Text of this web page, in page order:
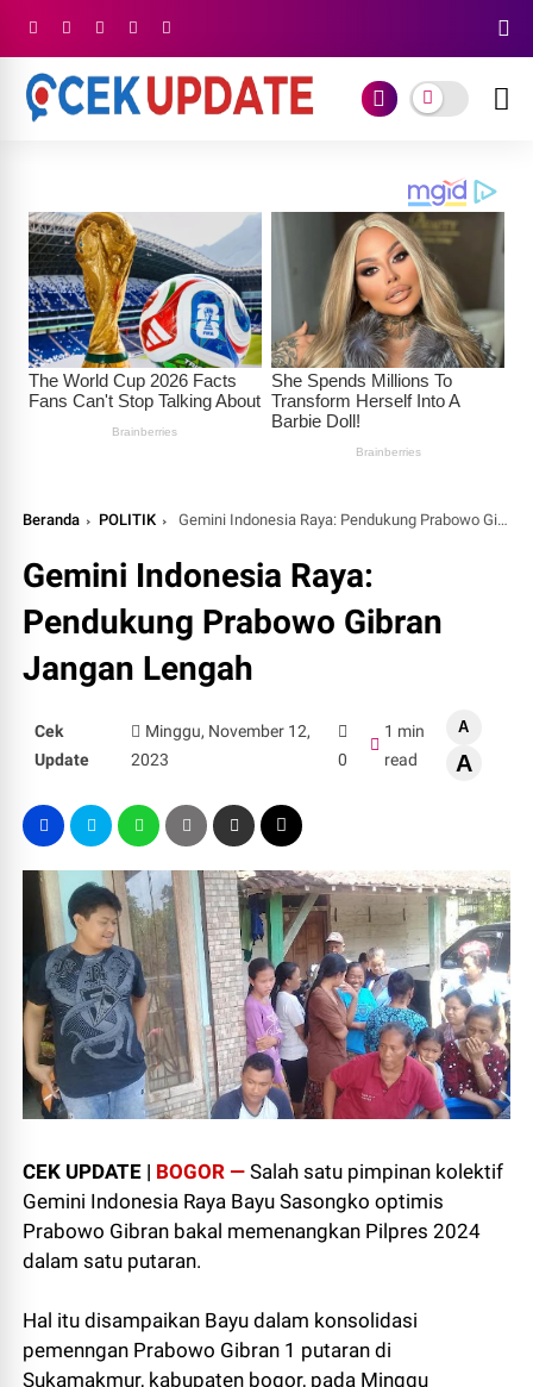
Beranda POLITIK Gemini Indonesia Raya: Pendukung Prabowo Gibran Jangan Lengah
Gemini Indonesia Raya:
Pendukung Prabowo Gibran
Jangan Lengah
Cek
Update
Minggu, November 12,
2023
0
1 min
read
A
A
CEK UPDATE | BOGOR —Salah satu pimpinan kolektif
Gemini Indonesia Raya Bayu Sasongko optimis
Prabowo Gibran bakal memenangkan Pilpres 2024
dalam satu putaran.⁣
Hal itu disampaikan Bayu dalam konsolidasi
pemenngan Prabowo Gibran 1 putaran di
Sukamakmur, kabupaten bogor, pada Minggu